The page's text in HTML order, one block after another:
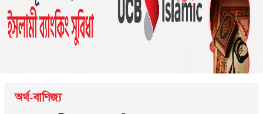
অর্থ-বাণিজ্য